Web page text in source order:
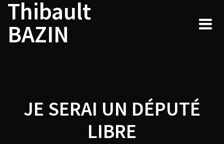
Skip
content
Thibault
BAZIN
JE SERAI UN DÉPUTÉ
LIBRE
Navigation
de